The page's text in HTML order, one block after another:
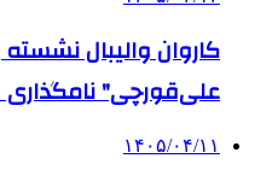
کاروان والیبال
علی‌قورچی"
۱۴۰۵/۰۴/۱۱